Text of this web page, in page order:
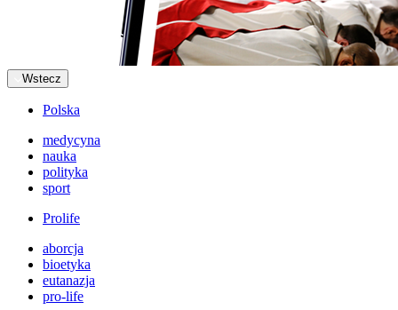
Wstecz
Polska
medycyna
nauka
polityka
sport
Prolife
aborcja
bioetyka
eutanazja
pro-life